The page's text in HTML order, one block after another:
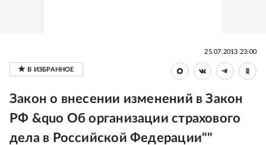
25.07.2013 23:00
Закон о внесении изменений в Закон
РФ &quo Об организации страхового
дела в Российской Федерации""